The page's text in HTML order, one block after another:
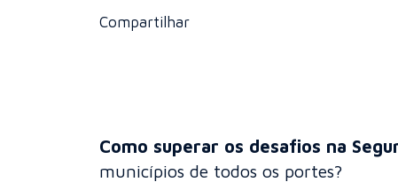
Compartilhar
Como superar os desafios na
municípios de todos os portes?